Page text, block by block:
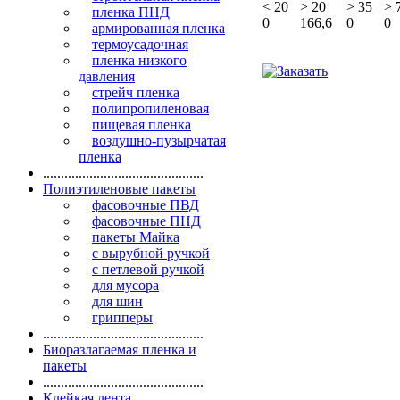
< 20 > 20 > 35 >
0
166,6 0 0
пленка ПНД
армированная пленка
термоусадочная
пленка низкого
давления
стрейч пленка
полипропиленовая
пищевая пленка
воздушно-пузырчатая
пленка
.............................................
Полиэтиленовые пакеты
фасовочные ПВД
фасовочные ПНД
пакеты Майка
с вырубной ручкой
с петлевой ручкой
для мусора
для шин
грипперы
.............................................
Биоразлагаемая пленка и
пакеты
.............................................